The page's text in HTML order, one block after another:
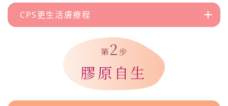
CPS更生活膚療程
第2步
膠原自生